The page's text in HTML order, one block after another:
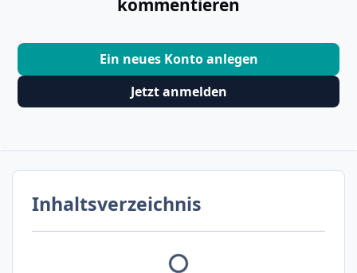
kommentieren
Ein neues Konto anlegen
Jetzt anmelden
Inhaltsverzeichnis